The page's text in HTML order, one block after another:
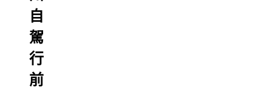
自
駕
行
前